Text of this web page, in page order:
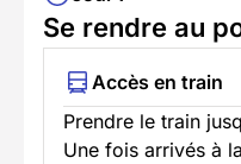
Se rendre au
Accès en train
Prendre le train
Une fois arrivés à